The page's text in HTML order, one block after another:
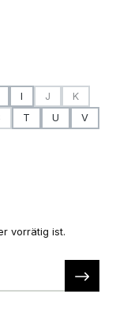
verfügbar.)
nicht verfügbar.)
I J
(Diese Option
K
(Diese
nicht verfügbar.)
Option ist zurzeit
T U
V
vorrätig ist.